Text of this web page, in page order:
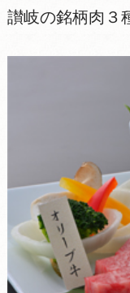
讃岐の銘柄肉３